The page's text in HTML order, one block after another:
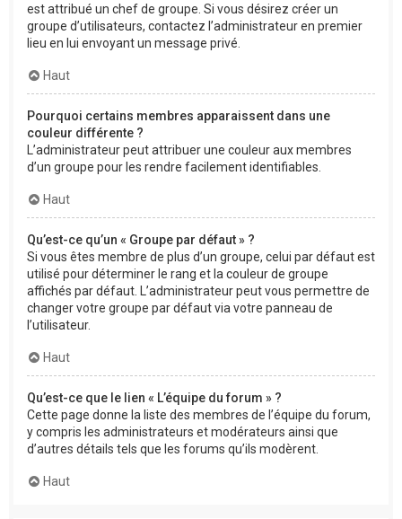
est attribué un chef de groupe. Si vous désirez créer un
groupe d’utilisateurs, contactez l’administrateur en premier
lieu en lui envoyant un message privé.
Haut
Pourquoi certains membres apparaissent dans une
couleur différente ?
L’administrateur peut attribuer une couleur aux membres
d’un groupe pour les rendre facilement identifiables.
Haut
Qu’est-ce qu’un « Groupe par défaut » ?
Si vous êtes membre de plus d’un groupe, celui par défaut est
utilisé pour déterminer le rang et la couleur de groupe
affichés par défaut. L’administrateur peut vous permettre de
changer votre groupe par défaut via votre panneau de
l’utilisateur.
Haut
Qu’est-ce que le lien « L’équipe du forum » ?
Cette page donne la liste des membres de l’équipe du forum,
y compris les administrateurs et modérateurs ainsi que
d’autres détails tels que les forums qu’ils modèrent.
Haut